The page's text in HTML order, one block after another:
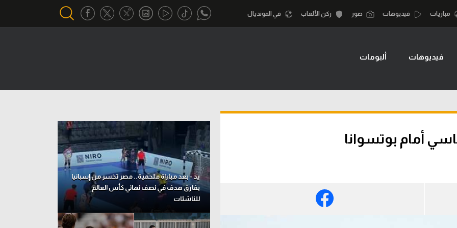
الكرة الإفريقية
الدوري الإنجليزي
كرة السلة الأمريكية
كرة سلة
تحقيق في الجول
تقرير في الجول
تحليل في الجول
حكايات في الجول
فيديو في الجول
مباريات فيديوهات صور ركن الألعاب في المونديال
فيديوهات ألبومات
أمام بوتسوانا
يد - بعد مباراة ملحمية.. مصر تخسر من إسبانيا
بفارق هدف في نصف نهائي كأس العالم
للناشئات